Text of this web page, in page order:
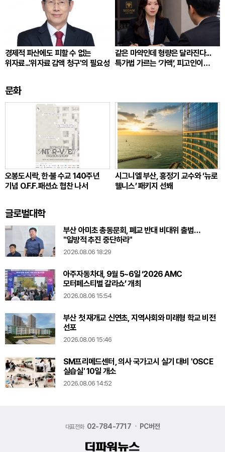
경제적 파산에도 피할 수 없는
위자료...'위자료 감액 청구'의 필요성
같은 마약인데 형량은 달라진다...
특가법 가르는 ‘가액’, 피고인이
문화
오봉도시락, 한·불 수교 140주년
기념 O.F.F. 패션쇼 협찬 나서
시그니엘 부산, 홍정기 교수와 ‘뉴로
웰니스’ 패키지 선봬
글로벌대학
부산 아미초 총동문회, 폐교 반대 비대위 출범…
"일방적 추진 중단하라"
2026.08.06 18:29
아주자동차대, 9월 5~6일 ‘2026 AMC
모터페스티벌 갈라쇼’ 개최
2026.08.06 15:54
부산 첫 재개교 신연초, 지역사회와 미래형 학교 비전
선포
2026.08.06 15:46
SM프리메드센터, 의사 국가고시 실기 대비 'OSCE
실습실' 10일 개소
2026.08.06 14:52
대표전화 02-784-7717 PC버전